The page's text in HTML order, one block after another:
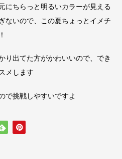
にちらっと明るいカラーが見える
ないので、この夏ちょっとイメチ
り出てた方がかわいいので、でき
メします
で挑戦しやすいですよ